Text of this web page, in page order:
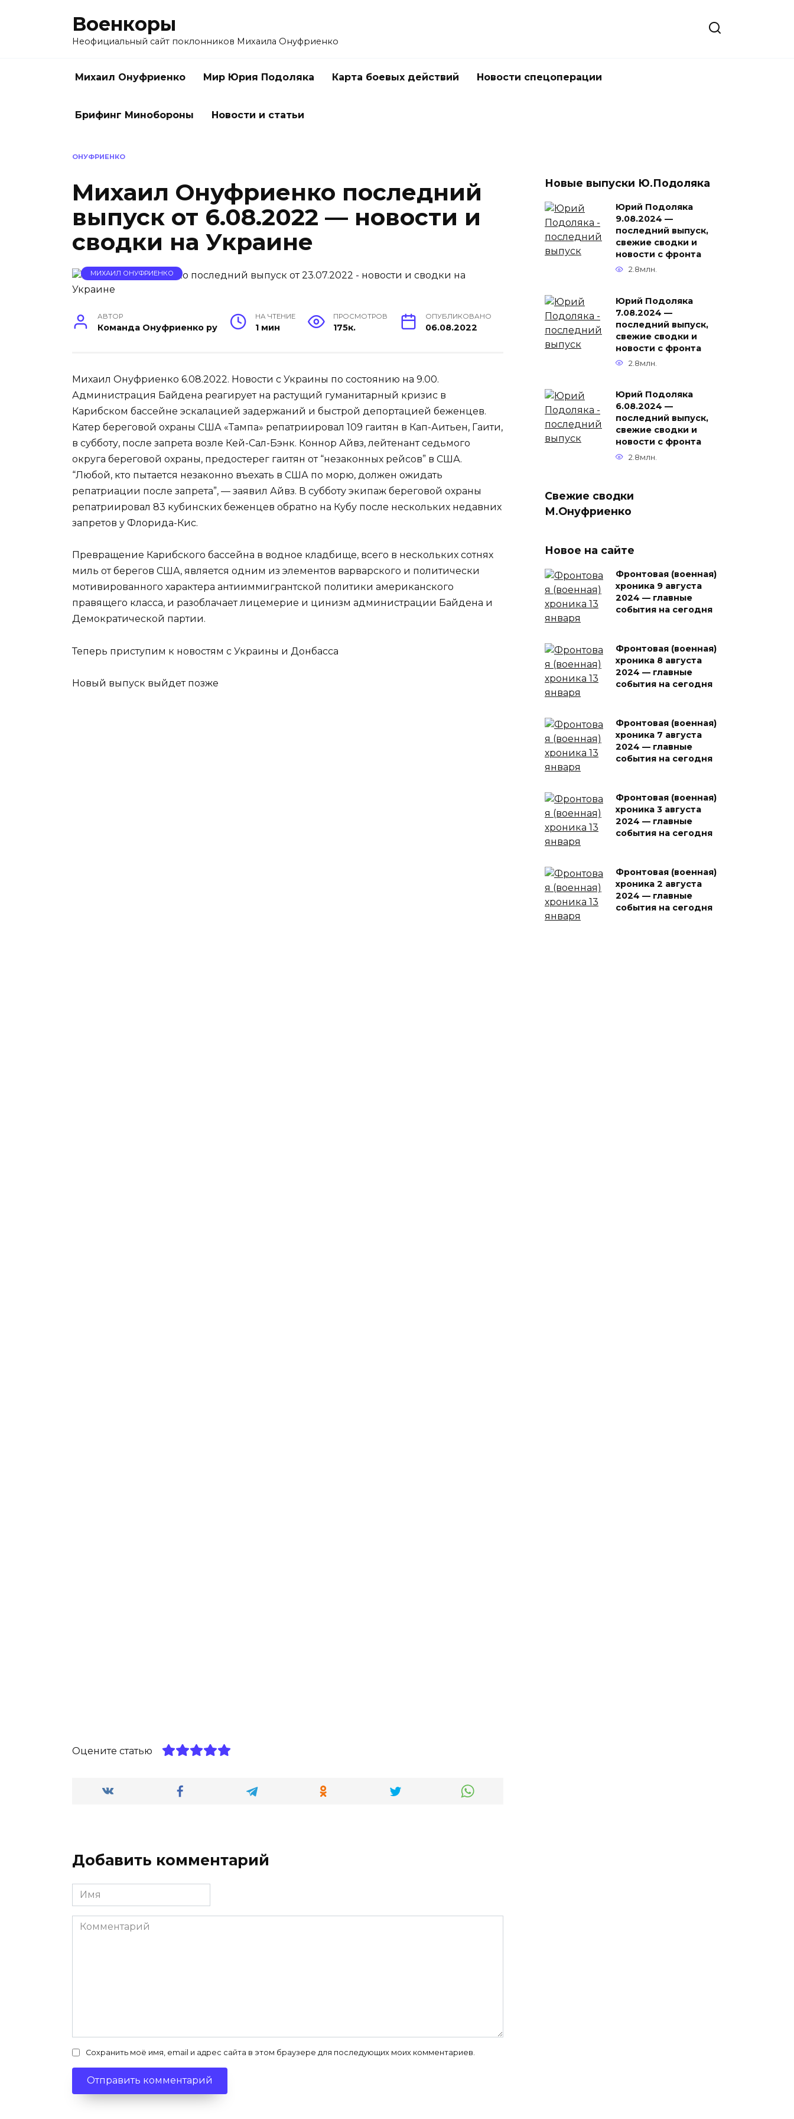
Военкоры
Неофициальный сайт поклонников Михаила Онуфриенко
Михаил Онуфриенко Мир Юрия Подоляка Карта боевых действий Новости спецоперации
Брифинг Минобороны Новости и статьи
ОНУФРИЕНКО
Михаил Онуфриенко последний
выпуск от 6.08.2022 — новости и
сводки на Украине
МИХАИЛ ОНУФРИЕНКО
АВТОР
Команда Онуфриенко ру
НА ЧТЕНИЕ
1 мин
ПРОСМОТРОВ
175к.
ОПУБЛИКОВАНО
06.08.2022
Михаил Онуфриенко 6.08.2022. Новости с Украины по состоянию на 9.00.
Администрация Байдена реагирует на растущий гуманитарный кризис в
Карибском бассейне эскалацией задержаний и быстрой депортацией беженцев.
Катер береговой охраны США «Тампа» репатриировал 109 гаитян в Кап-Аитьен, Гаити,
в субботу, после запрета возле Кей-Сал-Бэнк. Коннор Айвз, лейтенант седьмого
округа береговой охраны, предостерег гаитян от “незаконных рейсов” в США.
“Любой, кто пытается незаконно въехать в США по морю, должен ожидать
репатриации после запрета”, — заявил Айвз. В субботу экипаж береговой охраны
репатриировал 83 кубинских беженцев обратно на Кубу после нескольких недавних
запретов у Флорида-Кис.
Превращение Карибского бассейна в водное кладбище, всего в нескольких сотнях
миль от берегов США, является одним из элементов варварского и политически
мотивированного характера антииммигрантской политики американского
правящего класса, и разоблачает лицемерие и цинизм администрации Байдена и
Демократической партии.
Теперь приступим к новостям с Украины и Донбасса
Новый выпуск выйдет позже
Оцените статью
Добавить комментарий
Имя
*
Комментарий
Сохранить моё имя, email и адрес сайта в этом браузере для последующих моих комментариев.
Новые выпуски Ю.Подоляка
Юрий Подоляка
9.08.2024 —
последний выпуск,
свежие сводки и
новости с фронта
2.8млн.
Юрий Подоляка
7.08.2024 —
последний выпуск,
свежие сводки и
новости с фронта
2.8млн.
Юрий Подоляка
6.08.2024 —
последний выпуск,
свежие сводки и
новости с фронта
2.8млн.
Свежие сводки
М.Онуфриенко
Новое на сайте
Фронтовая (военная)
хроника 9 августа
2024 — главные
события на сегодня
Фронтовая (военная)
хроника 8 августа
2024 — главные
события на сегодня
Фронтовая (военная)
хроника 7 августа
2024 — главные
события на сегодня
Фронтовая (военная)
хроника 3 августа
2024 — главные
события на сегодня
Фронтовая (военная)
хроника 2 августа
2024 — главные
события на сегодня